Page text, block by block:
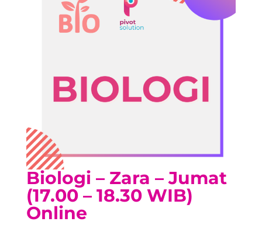
Biologi – Zara – Jumat
(17.00 – 18.30 WIB)
Online